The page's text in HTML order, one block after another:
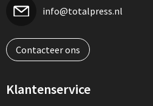
info@totalpress.nl
Contacteer ons
Klantenservice